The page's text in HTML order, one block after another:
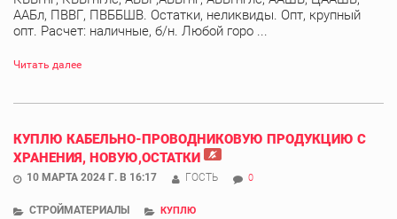
ААБл, ПВВГ, ПВББШВ. Остатки, неликвиды. Опт, крупный
опт. Расчет: наличные, б/н. Любой горо ...
Читать далее
КУПЛЮ КАБЕЛЬНО-ПРОВОДНИКОВУЮ ПРОДУКЦИЮ С
ХРАНЕНИЯ, НОВУЮ,ОСТАТКИ
10 МАРТА 2024 Г. В 16:17 ГОСТЬ 0
СТРОЙМАТЕРИАЛЫ КУПЛЮ